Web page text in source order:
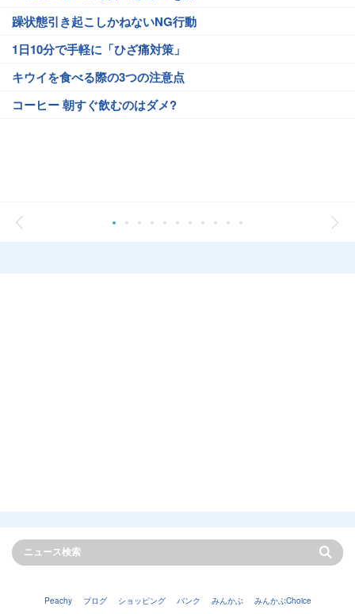
躁状態引き起こしかねないNG行動
1日10分で手軽に「ひざ痛対策」
キウイを食べる際の3つの注意点
コーヒー 朝すぐ飲むのはダメ?
Peachy ブログ ショッピング バンク みんかぶ みんかぶChoice